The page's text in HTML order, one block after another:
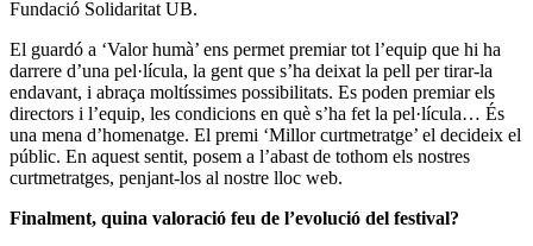
Fundació Solidaritat UB.
El guardó a ‘Valor humà’ ens permet premiar tot l’equip que hi ha
darrere d’una pel·lícula, la gent que s’ha deixat la pell per tirar-la
endavant, i abraça moltíssimes possibilitats. Es poden premiar els
directors i l’equip, les condicions en què s’ha fet la pel·lícula… És
una mena d’homenatge. El premi ‘Millor curtmetratge’ el decideix el
públic. En aquest sentit, posem a l’abast de tothom els nostres
curtmetratges, penjant-los al nostre lloc web.
Finalment, quina valoració feu de l’evolució del festival?